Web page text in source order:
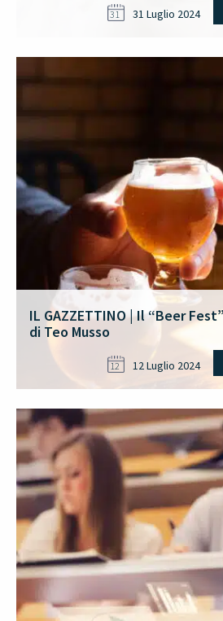
31 31 Luglio 2024
IL GAZZETTINO | Il “Beer
di Teo Musso
12 12 Luglio 2024